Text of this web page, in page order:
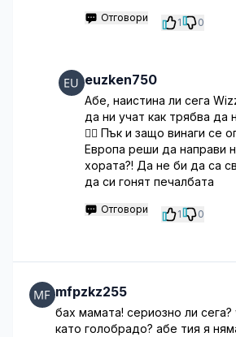
Отговори 1 0
euzken750
Абе, наистина ли сега
да ни учат как трябва да
🤦‍♂️ Пък и защо винаги се
Европа реши да направи
хората?! Да не би да са
да си гонят печалбата
Отговори 1 0
mfpzkz255
бах мамата! сериозно ли
като голобрадо? абе тия я